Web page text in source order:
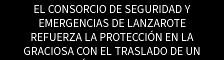
EL CONSORCIO DE SEGURIDAD Y
EMERGENCIAS DE LANZAROTE
REFUERZA LA PROTECCIÓN EN LA
GRACIOSA CON EL TRASLADO DE UN